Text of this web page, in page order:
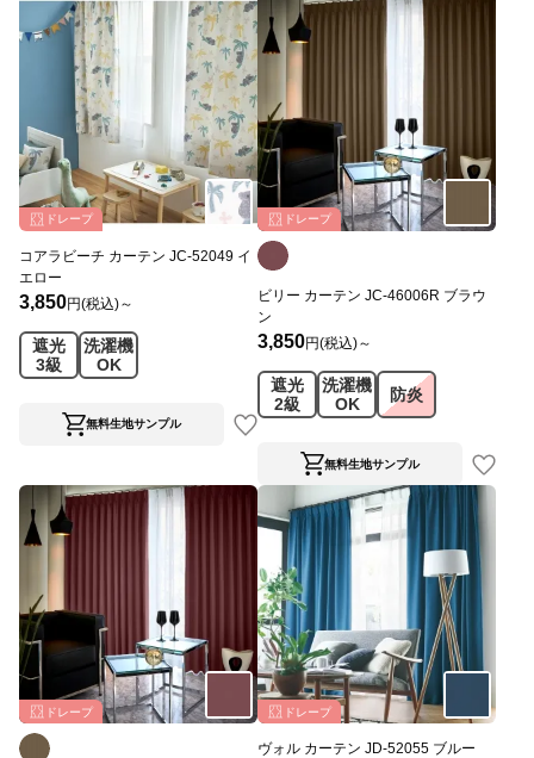
ドレープ
コアラビーチ カーテン JC-52049 イ
エロー
3,850円(税込)～
遮光
3級
洗濯機
OK
無料生地サンプル
ドレープ
ビリー カーテン JC-46006R ブラウ
ン
3,850円(税込)～
遮光
2級
洗濯機
OK
防炎
無料生地サンプル
ドレープ ドレープ
ヴォル カーテン JD-52055 ブルー